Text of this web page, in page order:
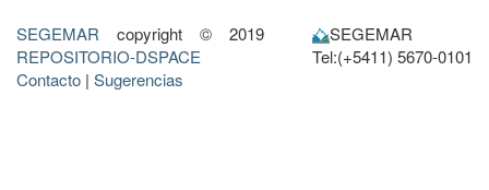
SEGEMAR copyright © 2019
REPOSITORIO-DSPACE
Contacto | Sugerencias
SEGEMAR
Tel:(+5411) 5670-0101